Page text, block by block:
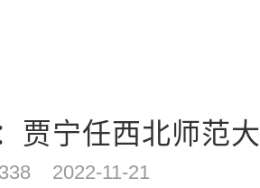
贾宁任西北师范
2022-11-21